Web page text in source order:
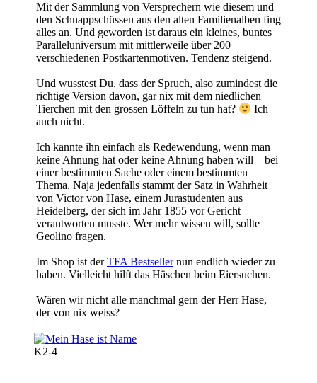
Mit der Sammlung von Versprechern wie diesem und
den Schnappschüssen aus den alten Familienalben fing
alles an. Und geworden ist daraus ein kleines, buntes
Paralleluniversum mit mittlerweile über 200
verschiedenen Postkartenmotiven. Tendenz steigend.
Und wusstest Du, dass der Spruch, also zumindest die
richtige Version davon, gar nix mit dem niedlichen
Tierchen mit den grossen Löffeln zu tun hat?
Ich
auch nicht.
Ich kannte ihn einfach als Redewendung, wenn man
keine Ahnung hat oder keine Ahnung haben will – bei
einer bestimmten Sache oder einem bestimmten
Thema. Naja jedenfalls stammt der Satz in Wahrheit
von Victor von Hase, einem Jurastudenten aus
Heidelberg, der sich im Jahr 1855 vor Gericht
verantworten musste. Wer mehr wissen will, sollte
Geolino fragen.
Im Shop ist derTFA Bestsellernun endlich wieder zu
haben. Vielleicht hilft das Häschen beim Eiersuchen.
Wären wir nicht alle manchmal gern der Herr Hase,
der von nix weiss?
K2-4